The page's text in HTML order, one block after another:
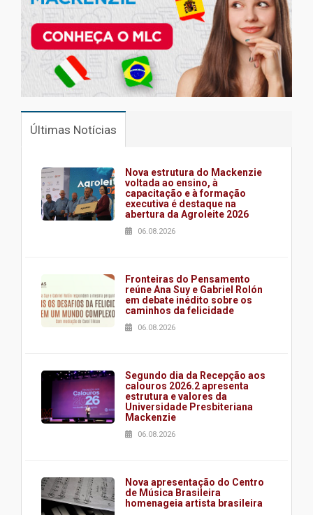
Últimas Notícias
Nova estrutura do Mackenzie
voltada ao ensino, à
capacitação e à formação
executiva é destaque na
abertura da Agroleite 2026
06.08.2026
Fronteiras do Pensamento
reúne Ana Suy e Gabriel Rolón
em debate inédito sobre os
caminhos da felicidade
06.08.2026
Segundo dia da Recepção aos
calouros 2026.2 apresenta
estrutura e valores da
Universidade Presbiteriana
Mackenzie
06.08.2026
Nova apresentação do Centro
de Música Brasileira
homenageia artista brasileira